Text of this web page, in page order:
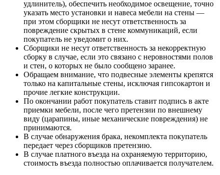
удлинитель), обеспечить необходимое освещение, точно
указать место установки и навеса мебели на стены —
при этом сборщики не несут ответственность за
повреждение скрытых в стене коммуникаций, если
покупатель не уведомит о них.
Сборщики не несут ответственность за некорректную
сборку в случае, если это связано с неровностями полов
и стен, о которых не было сообщено заранее.
Обращаем внимание, что подвесные элементы крепятся
только на капитальные стены, исключая гипсокартон и
прочие легкие конструкции.
По окончании работ покупатель ставит подпись в акте
приемки мебели, после чего претензии по внешнему
виду (царапины, иные механические повреждения) не
принимаются.
В случае обнаружения брака, некомплекта покупатель
передает через сборщиков претензию.
В случае платного въезда на охраняемую территорию,
стоимость въезда полностью оплачивается получателем.